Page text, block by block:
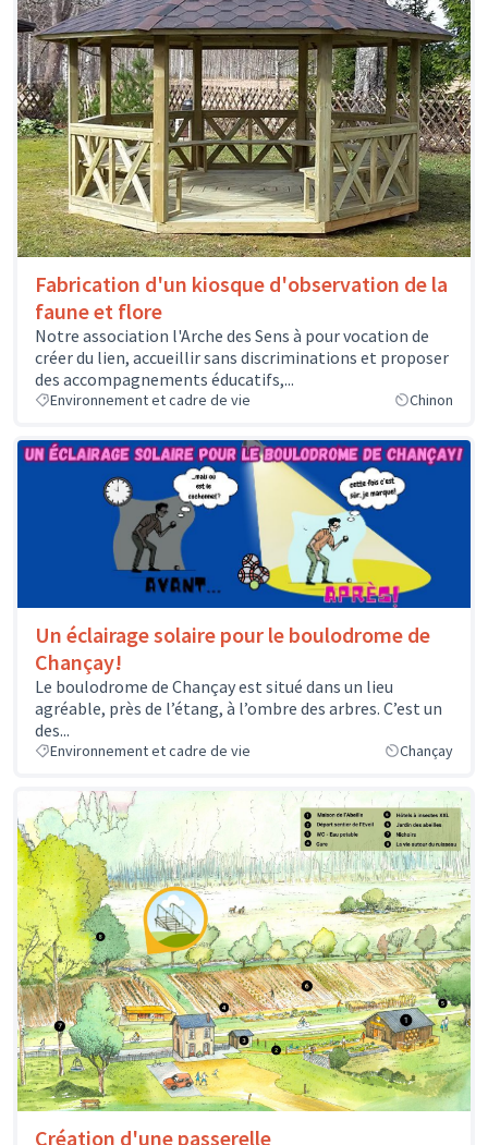
Fabrication d'un kiosque d'observation de la
faune et flore
Notre association l'Arche des Sens à pour vocation de
créer du lien, accueillir sans discriminations et proposer
des accompagnements éducatifs,...
Environnement et cadre de vie Chinon
Un éclairage solaire pour le boulodrome de
Chançay!
Le boulodrome de Chançay est situé dans un lieu
agréable, près de l’étang, à l’ombre des arbres. C’est un
des...
Environnement et cadre de vie Chançay
Création d'une passerelle